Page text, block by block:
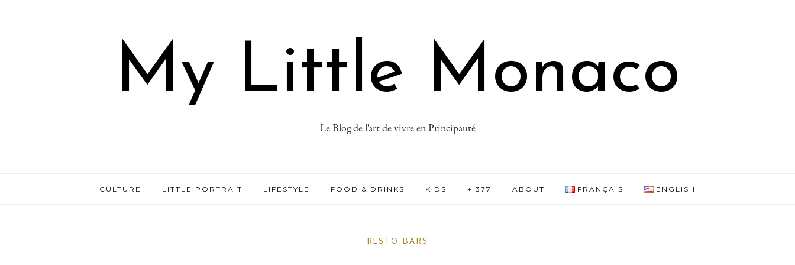
My Little Monaco
Le Blog de l'art de vivre en Principauté
CULTURE LITTLE PORTRAIT LIFESTYLE FOOD & DRINKS KIDS + 377 ABOUT FRANÇAIS ENGLISH
RESTO-BARS